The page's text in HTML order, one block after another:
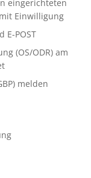
eingerichteten
Einwilligung
E-POST
(OS/ODR) am
melden